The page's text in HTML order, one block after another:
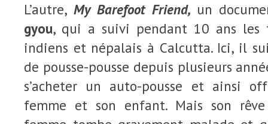
L’autre, My Barefoot Friend, un
gyou, qui a suivi pendant 10 ans les
indiens et népalais à Calcutta. Ici, il
de pousse-pousse depuis plusieurs
s’acheter un auto-pousse et ainsi
femme et son enfant. Mais son rêve